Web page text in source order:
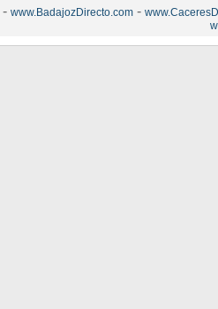
- www.BadajozDirecto.com -